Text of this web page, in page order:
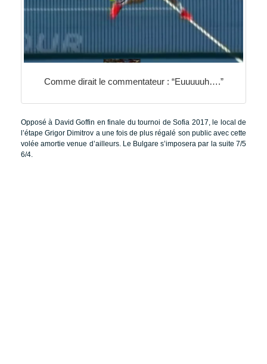
Comme dirait le commentateur : “Euuuuuh….”
Opposé à David Goffin en finale du tournoi de Sofia 2017, le local de
l’étape Grigor Dimitrov a une fois de plus régalé son public avec cette
volée amortie venue d’ailleurs. Le Bulgare s’imposera par la suite 7/5
6/4.